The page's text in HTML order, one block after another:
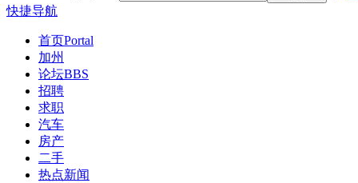
快捷导航
首页Portal
加州
论坛BBS
招聘
求职
汽车
房产
二手
热点新闻